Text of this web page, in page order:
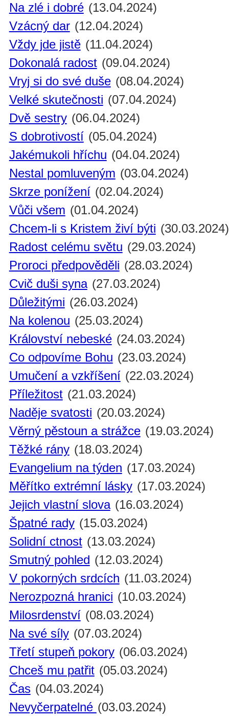
Na zlé i dobré (13.04.2024)
Vzácný dar (12.04.2024)
Vždy jde jistě (11.04.2024)
Dokonalá radost (09.04.2024)
Vryj si do své duše (08.04.2024)
Velké skutečnosti (07.04.2024)
Dvě sestry (06.04.2024)
S dobrotivostí (05.04.2024)
Jakémukoli hříchu (04.04.2024)
Nestal pomluveným (03.04.2024)
Skrze ponížení (02.04.2024)
Vůči všem (01.04.2024)
Chcem-li s Kristem živí býti (30.03.2024)
Radost celému světu (29.03.2024)
Proroci předpověděli (28.03.2024)
Cvič duši syna (27.03.2024)
Důležitými (26.03.2024)
Na kolenou (25.03.2024)
Království nebeské (24.03.2024)
Co odpovíme Bohu (23.03.2024)
Umučení a vzkříšení (22.03.2024)
Příležitost (21.03.2024)
Naděje svatosti (20.03.2024)
Věrný pěstoun a strážce (19.03.2024)
Těžké rány (18.03.2024)
Evangelium na týden (17.03.2024)
Měřítko extrémní lásky (17.03.2024)
Jejich vlastní slova (16.03.2024)
Špatné rady (15.03.2024)
Solidní ctnost (13.03.2024)
Smutný pohled (12.03.2024)
V pokorných srdcích (11.03.2024)
Nerozpozná hranici (10.03.2024)
Milosrdenství (08.03.2024)
Na své síly (07.03.2024)
Třetí stupeň pokory (06.03.2024)
Chceš mu patřit (05.03.2024)
Čas (04.03.2024)
Nevyčerpatelné (03.03.2024)